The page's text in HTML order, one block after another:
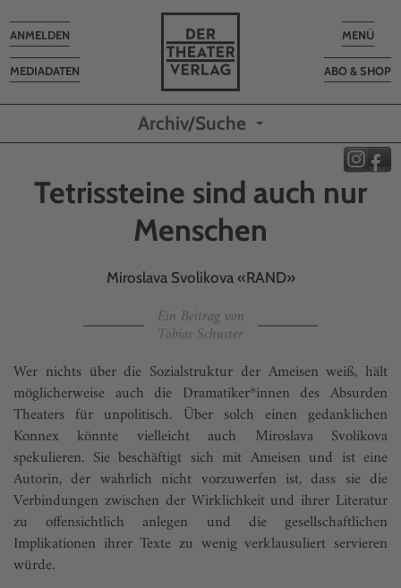
Toggle
MENÜ
ABO & SHOP
MEDIADATEN
Toggle
navigation
ANMELDEN
Archiv/Suche
Tetrissteine sind auch nur
Menschen
Miroslava Svolikova «RAND»
Ein Beitrag von
Tobias Schuster
Wer nichts über die Sozialstruktur der Ameisen weiß, hält
möglicherweise auch die Dramatiker*innen des Absurden
Theaters für unpolitisch. Über solch einen gedanklichen
Konnex könnte vielleicht auch Miroslava Svolikova
spekulieren. Sie beschäftigt sich mit Ameisen und ist eine
Autorin, der wahrlich nicht vorzuwerfen ist, dass sie die
Verbindungen zwischen der Wirklichkeit und ihrer Literatur
zu offensichtlich anlegen und die gesellschaftlichen
Implikationen ihrer Texte zu wenig verklausuliert servieren
würde.